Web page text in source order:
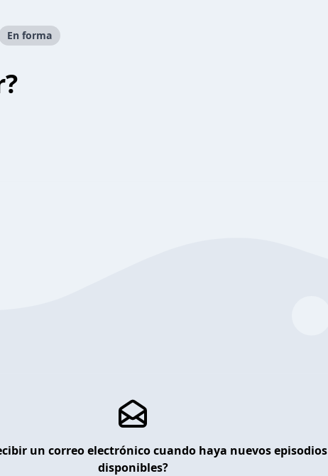
En forma
un correo electrónico cuando haya nuevos episodios
disponibles?